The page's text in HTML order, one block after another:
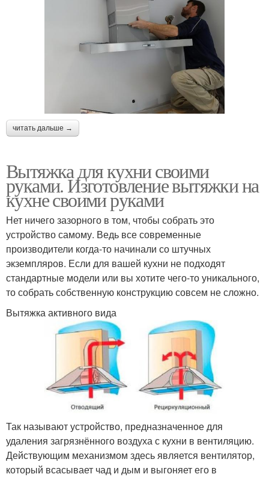
читать дальше →
Вытяжка для кухни своими
руками. Изготовление вытяжки на
кухне своими руками
Нет ничего зазорного в том, чтобы собрать это
устройство самому. Ведь все современные
производители когда-то начинали со штучных
экземпляров. Если для вашей кухни не подходят
стандартные модели или вы хотите чего-то уникального,
то собрать собственную конструкцию совсем не сложно.
Вытяжка активного вида
Так называют устройство, предназначенное для
удаления загрязнённого воздуха с кухни в вентиляцию.
Действующим механизмом здесь является вентилятор,
который всасывает чад и дым и выгоняет его в